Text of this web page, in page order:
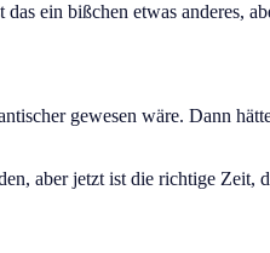
ein bißchen etwas anderes,
gewesen wäre. Dann
aber jetzt ist die richtige Zeit,